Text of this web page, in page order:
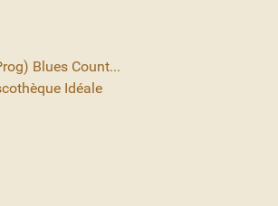
Blues Count...
Idéale